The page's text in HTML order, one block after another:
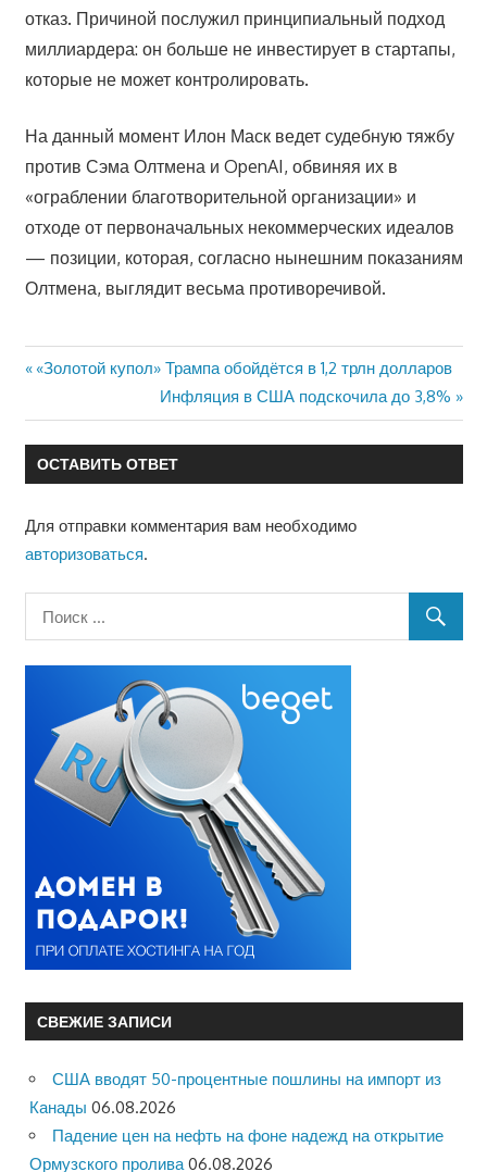
отказ. Причиной послужил принципиальный подход
миллиардера: он больше не инвестирует в стартапы,
которые не может контролировать.
На данный момент Илон Маск ведет судебную тяжбу
против Сэма Олтмена и OpenAI, обвиняя их в
«ограблении благотворительной организации» и
отходе от первоначальных некоммерческих идеалов
— позиции, которая, согласно нынешним показаниям
Олтмена, выглядит весьма противоречивой.
по
записям
Предыдущая
«Золотой купол» Трампа обойдётся в 1,2 трлн долларов
Следующая
запись:
Инфляция в США подскочила до 3,8%
ОСТАВИТЬ ОТВЕТ
Для отправки комментария вам необходимо
авторизоваться.
СВЕЖИЕ ЗАПИСИ
США вводят 50-процентные пошлины на импорт из
Канады 06.08.2026
Падение цен на нефть на фоне надежд на открытие
Ормузского пролива 06.08.2026